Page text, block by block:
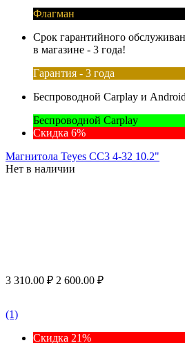
Флагман
Срок гарантийного
в магазине - 3 года!
Гарантия - 3 года
Беспроводной Carplay и
Беспроводной Carplay
Скидка 6%
Магнитола Teyes CC3 4-32 10.2"
Нет в наличии
3 310.00 ₽ 2 600.00 ₽
(1)
Скидка 21%